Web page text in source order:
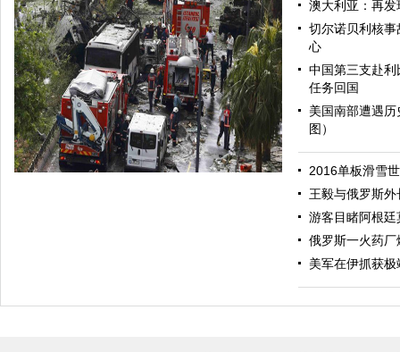
哈里与梅根亮相都柏林街头接受民众欢迎
澳大利亚：再
切尔诺贝利核
心
中国第三支赴
任务回国
美国南部遭遇
图）
2016单板滑雪
王毅与俄罗斯
游客目睹阿根
俄罗斯一火药
美军在伊抓获极